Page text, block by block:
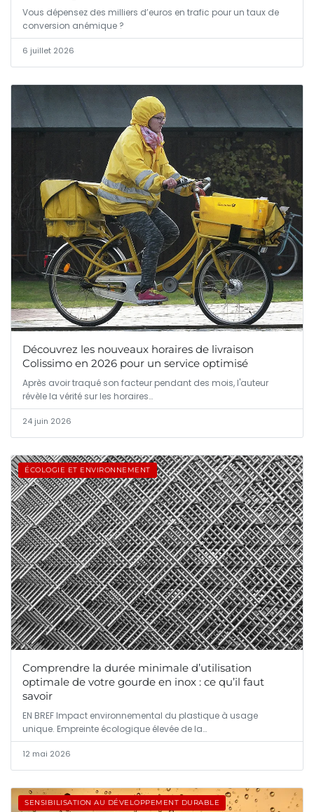
Vous dépensez des milliers d’euros en trafic pour un taux de
conversion anémique ?
6 juillet 2026
Découvrez les nouveaux horaires de livraison
Colissimo en 2026 pour un service optimisé
Après avoir traqué son facteur pendant des mois, l'auteur
révèle la vérité sur les horaires…
24 juin 2026
ÉCOLOGIE ET ENVIRONNEMENT
Comprendre la durée minimale d’utilisation
optimale de votre gourde en inox : ce qu’il faut
savoir
EN BREF Impact environnemental du plastique à usage
unique. Empreinte écologique élevée de la…
12 mai 2026
SENSIBILISATION AU DÉVELOPPEMENT DURABLE